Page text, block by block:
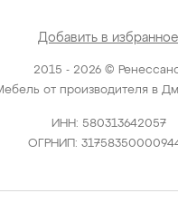
2015 - 2026 ©
от производителя в
ИНН: 580313642057
ОГРНИП:
Добавить в избранное